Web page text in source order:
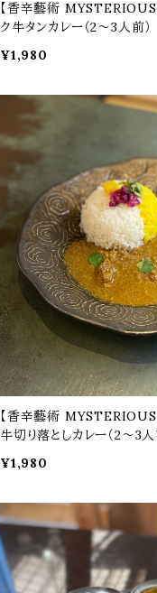
【香辛藝術
ク牛タンカレー（2～3人前）
¥1,980
【香辛藝術
牛切り落としカレー（2～3人
¥1,980